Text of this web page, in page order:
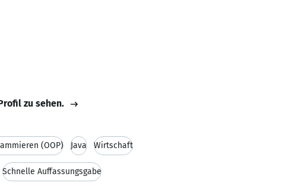
zu sehen.
(OOP) Java Wirtschaft
Schnelle Auffassungsgabe